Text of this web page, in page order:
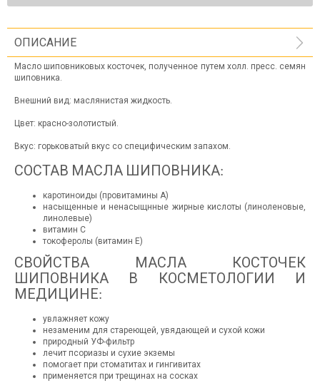
ОПИСАНИЕ
Масло шиповниковых косточек, полученное путем холл. пресс. семян
шиповника.
Внешний вид: маслянистая жидкость.
Цвет: красно-золотистый.
Вкус: горьковатый вкус со специфическим запахом.
СОСТАВ МАСЛА ШИПОВНИКА:
каротиноиды (провитамины А)
насыщенные и ненасыщнные жирные кислоты (линоленовые,
линолевые)
витамин С
токоферолы (витамин Е)
СВОЙСТВА МАСЛА КОСТОЧЕК
ШИПОВНИКА В КОСМЕТОЛОГИИ И
МЕДИЦИНЕ:
увлажняет кожу
незаменим для стареющей, увядающей и сухой кожи
природный УФ-фильтр
лечит псориазы и сухие экземы
помогает при стоматитах и гингивитах
применяется при трещинах на сосках